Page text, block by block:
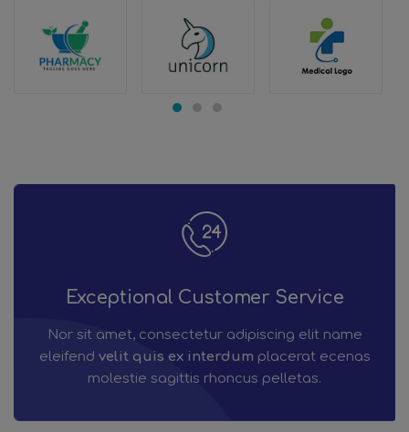
Exceptional Customer Service
Nor sit amet, consectetur adipiscing elit name
eleifend velit quis ex interdum placerat ecenas
molestie sagittis rhoncus pelletas.